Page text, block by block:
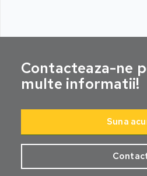
Contacteaza-ne
multe informatii!
Suna